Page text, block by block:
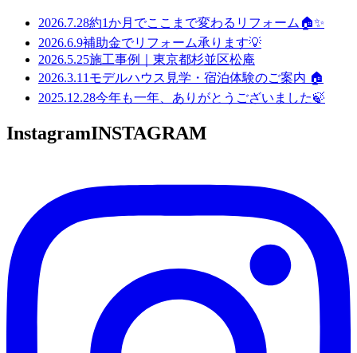
2026.7.28約1か月でここまで変わるリフォーム🏠✨
2026.6.9補助金でリフォーム承ります💡
2026.5.25施工事例｜東京都杉並区松庵
2026.3.11 モデルハウス見学・宿泊体験のご案内 🏠
2025.12.28今年も一年、ありがとうございました🍃
InstagramINSTAGRAM